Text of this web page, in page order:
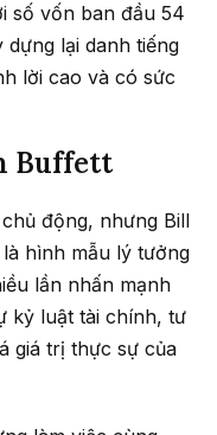
số vốn ban đầu 54
lại danh tiếng
lời cao và có sức
Buffett
động, nhưng Bill
hình mẫu lý tưởng
lần nhấn mạnh
kỷ luật tài chính, tư
giá trị thực sự của